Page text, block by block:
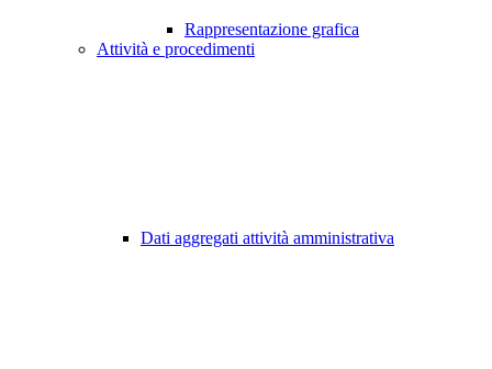
Rappresentazione grafica
Attività e procedimenti
Dati aggregati attività amministrativa